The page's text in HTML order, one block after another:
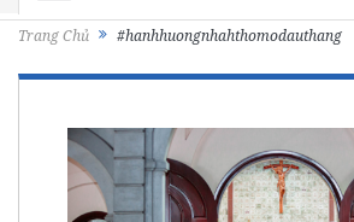
Trang Chủ #hanhhuongnhahthomodauthang